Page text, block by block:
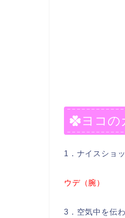
ヨコの
1．ナイスショ
ウデ（腕）
3．空気中を伝